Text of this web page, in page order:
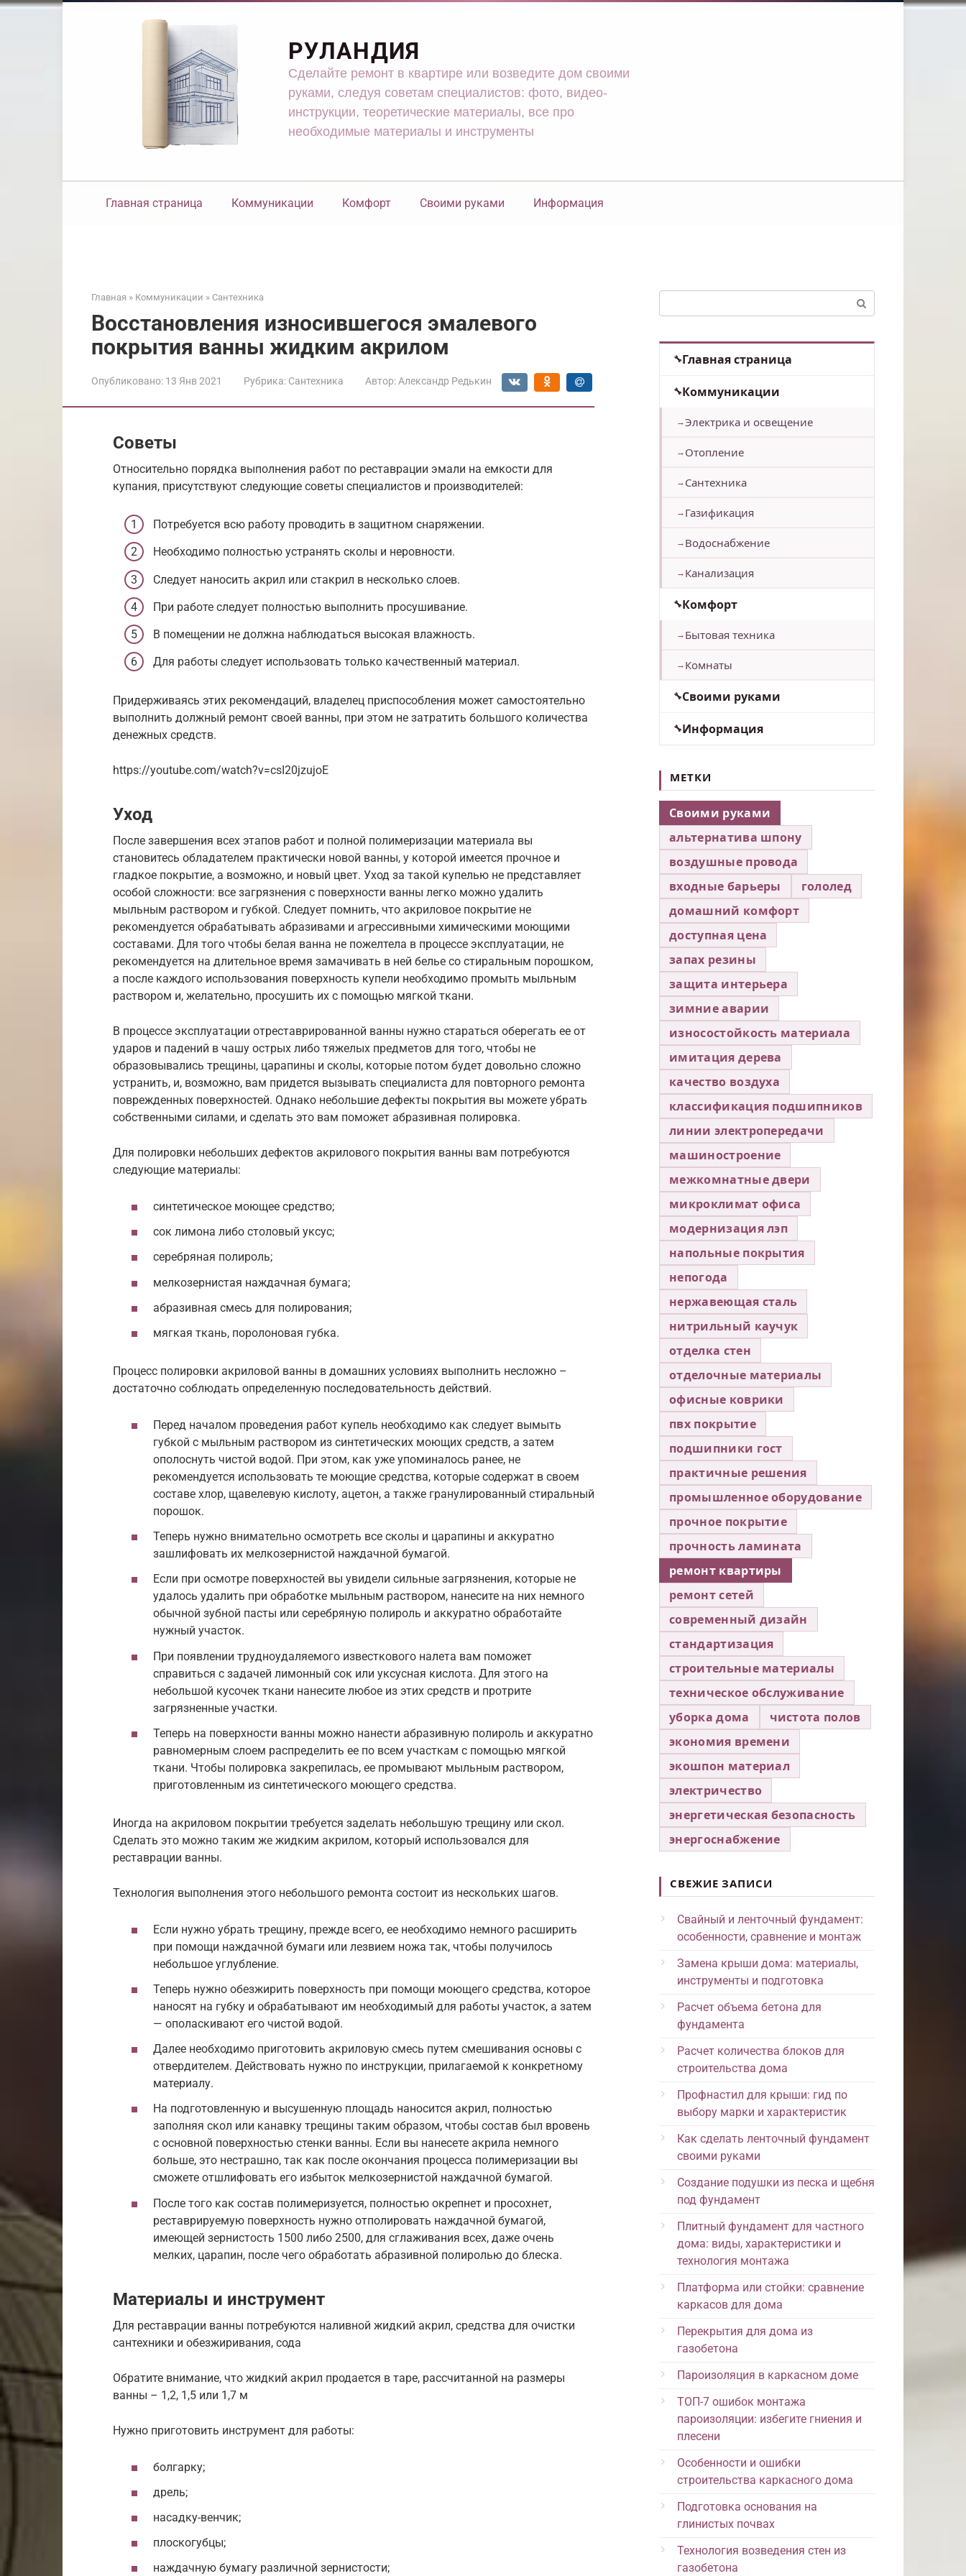
Перейти
РУЛАНДИЯ
Сделайте ремонт в квартире или возведите дом своими
руками, следуя советам специалистов: фото, видео-
инструкции, теоретические материалы, все про
необходимые материалы и инструменты
Главная страница Коммуникации Комфорт Своими руками Информация
Главная » Коммуникации » Сантехника
Восстановления износившегося эмалевого
покрытия ванны жидким акрилом
Опубликовано: 13 Янв 2021 Рубрика: Сантехника Автор: Александр Редькин
Советы
Относительно порядка выполнения работ по реставрации эмали на емкости для
купания, присутствуют следующие советы специалистов и производителей:
Потребуется всю работу проводить в защитном снаряжении.
Необходимо полностью устранять сколы и неровности.
Следует наносить акрил или стакрил в несколько слоев.
При работе следует полностью выполнить просушивание.
В помещении не должна наблюдаться высокая влажность.
Для работы следует использовать только качественный материал.
Придерживаясь этих рекомендаций, владелец приспособления может самостоятельно
выполнить должный ремонт своей ванны, при этом не затратить большого количества
денежных средств.
https://youtube.com/watch?v=csI20jzujoE
Уход
После завершения всех этапов работ и полной полимеризации материала вы
становитесь обладателем практически новой ванны, у которой имеется прочное и
гладкое покрытие, а возможно, и новый цвет. Уход за такой купелью не представляет
особой сложности: все загрязнения с поверхности ванны легко можно удалить
мыльным раствором и губкой. Следует помнить, что акриловое покрытие не
рекомендуется обрабатывать абразивами и агрессивными химическими моющими
составами. Для того чтобы белая ванна не пожелтела в процессе эксплуатации, не
рекомендуется на длительное время замачивать в ней белье со стиральным порошком,
а после каждого использования поверхность купели необходимо промыть мыльным
раствором и, желательно, просушить их с помощью мягкой ткани.
В процессе эксплуатации отреставрированной ванны нужно стараться оберегать ее от
ударов и падений в чашу острых либо тяжелых предметов для того, чтобы не
образовывались трещины, царапины и сколы, которые потом будет довольно сложно
устранить, и, возможно, вам придется вызывать специалиста для повторного ремонта
поврежденных поверхностей. Однако небольшие дефекты покрытия вы можете убрать
собственными силами, и сделать это вам поможет абразивная полировка.
Для полировки небольших дефектов акрилового покрытия ванны вам потребуются
следующие материалы:
синтетическое моющее средство;
сок лимона либо столовый уксус;
серебряная полироль;
мелкозернистая наждачная бумага;
абразивная смесь для полирования;
мягкая ткань, поролоновая губка.
Процесс полировки акриловой ванны в домашних условиях выполнить несложно –
достаточно соблюдать определенную последовательность действий.
Перед началом проведения работ купель необходимо как следует вымыть
губкой с мыльным раствором из синтетических моющих средств, а затем
ополоснуть чистой водой. При этом, как уже упоминалось ранее, не
рекомендуется использовать те моющие средства, которые содержат в своем
составе хлор, щавелевую кислоту, ацетон, а также гранулированный стиральный
порошок.
Теперь нужно внимательно осмотреть все сколы и царапины и аккуратно
зашлифовать их мелкозернистой наждачной бумагой.
Если при осмотре поверхностей вы увидели сильные загрязнения, которые не
удалось удалить при обработке мыльным раствором, нанесите на них немного
обычной зубной пасты или серебряную полироль и аккуратно обработайте
нужный участок.
При появлении трудноудаляемого известкового налета вам поможет
справиться с задачей лимонный сок или уксусная кислота. Для этого на
небольшой кусочек ткани нанесите любое из этих средств и протрите
загрязненные участки.
Теперь на поверхности ванны можно нанести абразивную полироль и аккуратно
равномерным слоем распределить ее по всем участкам с помощью мягкой
ткани. Чтобы полировка закрепилась, ее промывают мыльным раствором,
приготовленным из синтетического моющего средства.
Иногда на акриловом покрытии требуется заделать небольшую трещину или скол.
Сделать это можно таким же жидким акрилом, который использовался для
реставрации ванны.
Технология выполнения этого небольшого ремонта состоит из нескольких шагов.
Если нужно убрать трещину, прежде всего, ее необходимо немного расширить
при помощи наждачной бумаги или лезвием ножа так, чтобы получилось
небольшое углубление.
Теперь нужно обезжирить поверхность при помощи моющего средства, которое
наносят на губку и обрабатывают им необходимый для работы участок, а затем
— ополаскивают его чистой водой.
Далее необходимо приготовить акриловую смесь путем смешивания основы с
отвердителем. Действовать нужно по инструкции, прилагаемой к конкретному
материалу.
На подготовленную и высушенную площадь наносится акрил, полностью
заполняя скол или канавку трещины таким образом, чтобы состав был вровень
с основной поверхностью стенки ванны. Если вы нанесете акрила немного
больше, это нестрашно, так как после окончания процесса полимеризации вы
сможете отшлифовать его избыток мелкозернистой наждачной бумагой.
После того как состав полимеризуется, полностью окрепнет и просохнет,
реставрируемую поверхность нужно отполировать наждачной бумагой,
имеющей зернистость 1500 либо 2500, для сглаживания всех, даже очень
мелких, царапин, после чего обработать абразивной полиролью до блеска.
Материалы и инструмент
Для реставрации ванны потребуются наливной жидкий акрил, средства для очистки
сантехники и обезжиривания, сода
Обратите внимание, что жидкий акрил продается в таре, рассчитанной на размеры
ванны – 1,2, 1,5 или 1,7 м
Нужно приготовить инструмент для работы:
болгарку;
дрель;
насадку-венчик;
плоскогубцы;
наждачную бумагу различной зернистости;
Главная страница
Коммуникации
Электрика и освещение
Отопление
Сантехника
Газификация
Водоснабжение
Канализация
Комфорт
Бытовая техника
Комнаты
Своими руками
Информация
МЕТКИ
Своими руками
альтернатива шпону
воздушные провода
входные барьеры
гололед
домашний комфорт
доступная цена
запах резины
защита интерьера
зимние аварии
износостойкость материала
имитация дерева
качество воздуха
классификация подшипников
линии электропередачи
машиностроение
межкомнатные двери
микроклимат офиса
модернизация лэп
напольные покрытия
непогода
нержавеющая сталь
нитрильный каучук
отделка стен
отделочные материалы
офисные коврики
пвх покрытие
подшипники гост
практичные решения
промышленное оборудование
прочное покрытие
прочность ламината
ремонт квартиры
ремонт сетей
современный дизайн
стандартизация
строительные материалы
техническое обслуживание
уборка дома
чистота полов
экономия времени
экошпон материал
электричество
энергетическая безопасность
энергоснабжение
СВЕЖИЕ ЗАПИСИ
Свайный и ленточный фундамент:
особенности, сравнение и монтаж
Замена крыши дома: материалы,
инструменты и подготовка
Расчет объема бетона для
фундамента
Расчет количества блоков для
строительства дома
Профнастил для крыши: гид по
выбору марки и характеристик
Как сделать ленточный фундамент
своими руками
Создание подушки из песка и щебня
под фундамент
Плитный фундамент для частного
дома: виды, характеристики и
технология монтажа
Платформа или стойки: сравнение
каркасов для дома
Перекрытия для дома из
газобетона
Пароизоляция в каркасном доме
ТОП-7 ошибок монтажа
пароизоляции: избегите гниения и
плесени
Особенности и ошибки
строительства каркасного дома
Подготовка основания на
глинистых почвах
Технология возведения стен из
газобетона